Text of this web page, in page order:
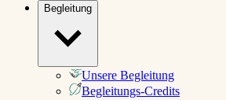
Begleitung
Unsere Begleitung
Begleitungs-Credits